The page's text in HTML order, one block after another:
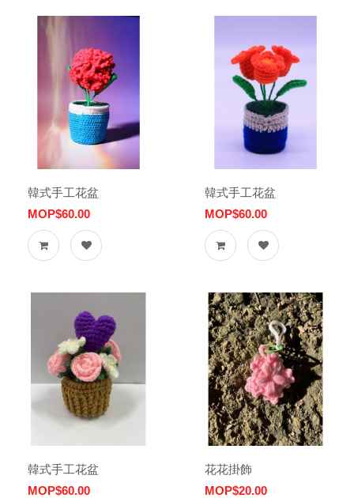
韓式手工花盆
MOP$60.00
韓式手工花盆
MOP$60.00
韓式手工花盆
MOP$60.00
花花掛飾
MOP$20.00